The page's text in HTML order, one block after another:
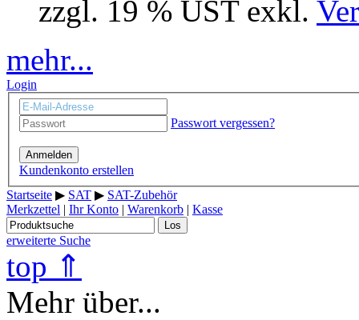
zzgl. 19 % UST exkl.
mehr...
Login
Passwort vergessen?
Anmelden
Kundenkonto erstellen
Startseite ▶ SAT ▶ SAT-Zubehör
Merkzettel | Ihr Konto | Warenkorb | Kasse
Los
erweiterte Suche
top ⇑
Mehr über...